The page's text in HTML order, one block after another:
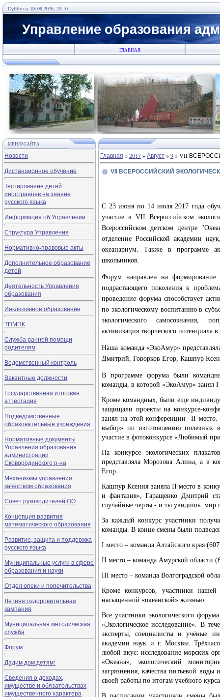
Суббота, 08.08.2026, 20:10
Управление образования
ГЛАВНАЯ
МЕНЮ САЙТА
Новости
Дистанционное обучение
Тестирование детей-
иностранцев на знание
русского языка
Информация об Управлении
Структура Управления
Нормативно-правовые акты
Дополнительное образование
детей
Деятельность Управления
образования
Инклюзивное образование
ТПМПК
Служба ранней помощи
родителям
Ведомственный контроль
Вакантные должности
Государственная итоговая
аттестация
Подведомственные
образовательные учреждения
Нормативные документы
Управления образования
администрации
Сковородинского р-на
Механизмы управления
качеством образования
Совет руководителей ОО
Концепция развития
математического образования
Развитие, защита и поддержка
русского языка
Муниципальные услуги в сфере
образования и науки
Отдел опеки и попечительства
Летняя оздоровительная
кампания
Муниципальная методическая
служба
Форум
Дадим дом детям!
Сведения о доходах,
имуществе и обязательствах
имущественного характера
Главная »2017»Август»9» VII
VII ВСЕРОССИЙСКИЙ
С 23 июня по 14 июля 2017 года
участие в VII Всероссийском
Всероссийском детском центре
отделение Российской академии
океанариум. Также в программе
школьников.
Форум направлен на формирование
подрастающего поколения к
проведение форума способствует
по экологическому воспитанию в
экологического самосознания,
активизация творческого потенциала
Наша команда «ЭкоАмур»
Дмитрий, Говорков Егор, Кашпур
В программе форума были
команды, в которой «ЭкоАмур» занял I
Кроме командных, были еще
защищали проекты на конкурсе-
занял на этой конференцииII место.
выбор» по изготовлению полезных
участие в фотоконкурсе «Любимый
На конкурсе экологических
представляла Морозова Алина, а в
Егор.
Кашпур Ксения заняла II место в
и фантазия», Гаращенко Дмитрий
случайные черты - и ты увидишь: мир
За каждый конкурс участники
команды. В конце смены были
I место – команда Алтайского края
II место – команда Амурской области
III место – команда Волгоградской
Кроме конкурсов, участники
насыщенной «океанской» жизнью.
Все участники экологического
«Экологическое исследование». В
эксперты, специалисты и учёные
академии наук и г. Москвы.
любой вкус: исследование морских
«Океана», экологический
загрязнения, качества питьевой
своей работы по итогам учебного